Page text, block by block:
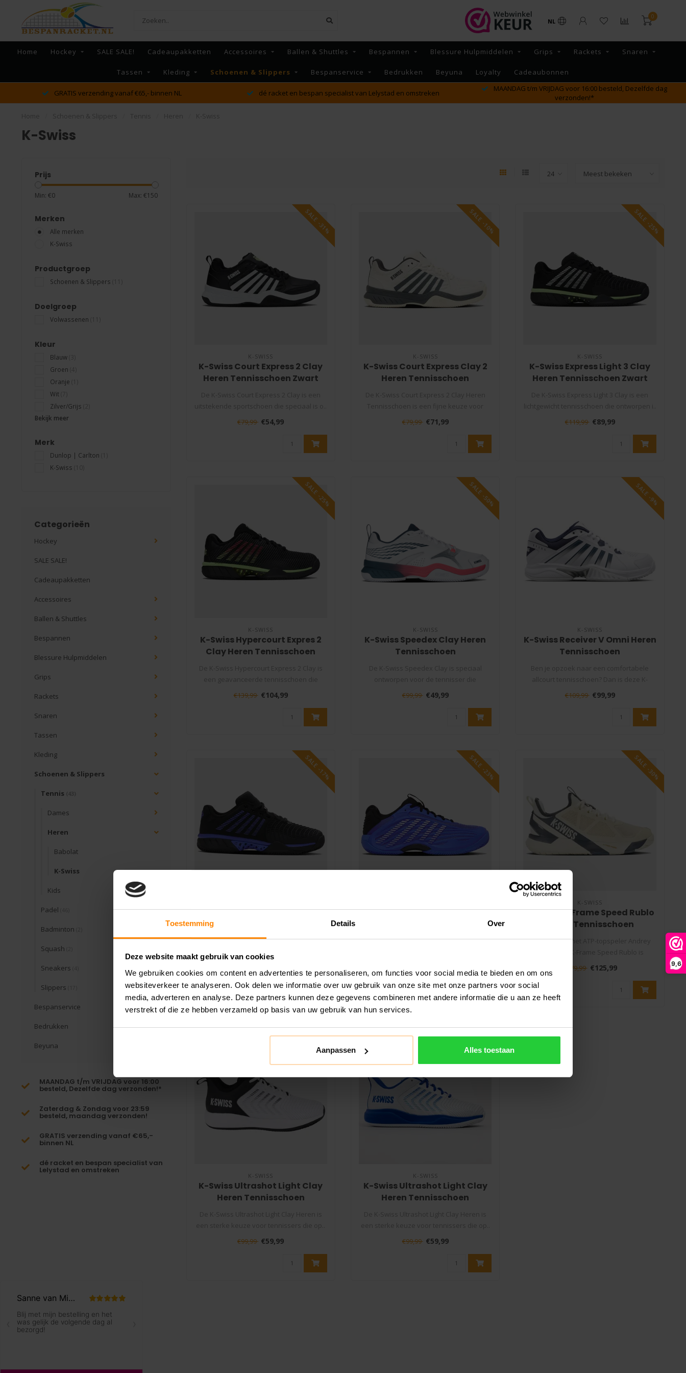
Toestemming Details Over
Deze website maakt gebruik van cookies
We gebruiken cookies om content en advertenties te personaliseren, om functies voor social media te bieden en om ons
websiteverkeer te analyseren. Ook delen we informatie over uw gebruik van onze site met onze partners voor social
media, adverteren en analyse. Deze partners kunnen deze gegevens combineren met andere informatie die u aan ze heeft
verstrekt of die ze hebben verzameld op basis van uw gebruik van hun services.
Aanpassen Alles toestaan
9,6
NL
0
Home Hockey SALE SALE! Cadeaupakketten Accessoires Ballen & Shuttles Bespannen Blessure Hulpmiddelen Grips Rackets Snaren
Tassen Kleding Schoenen & Slippers Bespanservice Bedrukken Beyuna Loyalty Cadeaubonnen
dé racket en bespan specialist van Lelystad en omstreken
MAANDAG t/m VRIJDAG voor 16:00 besteld, Dezelfde dag
verzonden!*
GRATIS verzending vanaf €65,- binnen NL
K-Swiss
Prijs
Min: €0 Max: €150
Merken
Alle merken
K-Swiss
Productgroep
Schoenen & Slippers
Doelgroep
Volwassenen
Kleur
Blauw
Groen
Oranje
Wit
Zilver/Grijs
Bekijk meer
Merk
Dunlop | Carlton
K-Swiss
Categorieën
Hockey
SALE SALE!
Cadeaupakketten
Accessoires
Ballen & Shuttles
Bespannen
Blessure Hulpmiddelen
Grips
Rackets
Snaren
Tassen
Kleding
Schoenen & Slippers
Tennis
Dames
Heren
Babolat
K-Swiss
Kids
Padel
Badminton
Squash
Sneakers
Slippers
Bespanservice
Bedrukken
Beyuna
MAANDAG t/m VRIJDAG voor 16:00
besteld, Dezelfde dag verzonden!*
Zaterdag & Zondag voor 23:59
besteld, maandag verzonden!
GRATIS verzending vanaf €65,-
binnen NL
dé racket en bespan specialist van
Lelystad en omstreken
SALE -31%
K-SWISS
K-Swiss Court Express 2 Clay
Heren Tennisschoen Zwart
€79,99 €54,99
SALE -10%
K-SWISS
K-Swiss Court Express Clay 2
Heren Tennisschoen
tenni..
€79,99 €71,99
SALE -25%
K-SWISS
K-Swiss Express Light 3 Clay
Heren Tennisschoen Zwart
€119,99 €89,99
SALE -25%
K-SWISS
K-Swiss Hypercourt Expres 2
Clay Heren Tennisschoen
specia..
€139,99 €104,99
SALE -50%
K-SWISS
K-Swiss Speedex Clay Heren
Tennisschoen
uitzonderlij..
€99,99 €49,99
SALE -9%
K-SWISS
K-Swiss Receiver V Omni Heren
Tennisschoen
Swiss R..
€109,99 €99,99
SALE -17%
K-Swiss Express Light 3 Clay
De K-Swiss Express Light 3 Clay is een
lichtgewicht tennisschoen die ontworpen i..
€99,99
SALE -23%
K-Swiss Hypercourt Express 3
De K-Swiss Hypercourt Express 3 Clay
€149,99 €114,99
SALE -30%
K-SWISS
K-Swiss K-Frame Speed Rublo
Heren Tennisschoen
Co-designed met ATP-topspeler Andrey
gemaakt v..
€179,99 €125,99
SALE -40%
K-SWISS
K-Swiss Ultrashot Light Clay
Heren Tennisschoen
€99,99 €59,99
SALE -40%
K-SWISS
K-Swiss Ultrashot Light Clay
Heren Tennisschoen
€99,99 €59,99